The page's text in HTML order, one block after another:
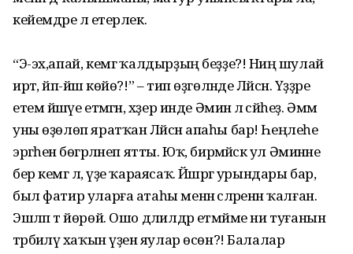
кейемдәре лә етерлек.
“Э-эх,апай, кемгә ҡалдырҙың беҙҙе?! Ниңә шулай
иртә, йәп-йәш көйө?!” – тип өҙгөләнде Ләйсән. Үҙҙәре
етем йәшәүе етмәгән, хәҙер инде Әминә лә әсәйһеҙ. Әммә
уны өҙөлөп яратҡан Ләйсән апаһы бар! Һеңлеһе
эргәһенә бөгәрләнеп ятты. Юҡ, бирмәйәсәк ул Әминәне
бер кемгә лә, үҙе ҡараясаҡ. Йәшәргә урындары бар,
был фатир уларға атаһы менән әсәләренән ҡалған.
Эшләп тә йөрөй. Ошо дәлилдәр етмәйме ни туғанын
тәрбиәләү хаҡын үҙенә яулар өсөн?! Балалар